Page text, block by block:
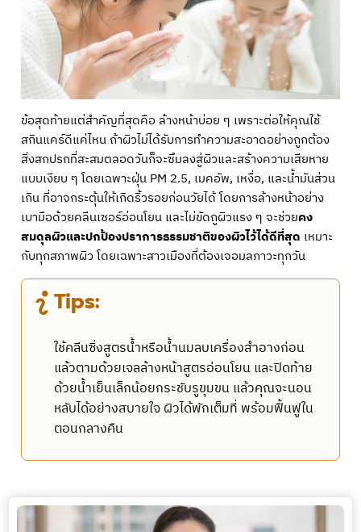
ข้อสุดท้ายแต่สำคัญที่สุดคือ ล้างหน้าบ่อย ๆ เพราะต่อให้คุณใช้
สกินแคร์ดีแค่ไหน ถ้าผิวไม่ได้รับการทำความสะอาดอย่างถูกต้อง
สิ่งสกปรกที่สะสมตลอดวันก็จะซึมลงสู่ผิวและสร้างความเสียหาย
แบบเงียบ ๆ โดยเฉพาะฝุ่น PM 2.5, เมคอัพ, เหงื่อ, และน้ำมันส่วน
เกิน ที่อาจกระตุ้นให้เกิดริ้วรอยก่อนวัยได้ โดยการล้างหน้าอย่าง
เบามือด้วยคลีนเซอร์อ่อนโยน และไม่ขัดถูผิวแรง ๆ จะช่วยคง
สมดุลผิวและปกป้องปราการธรรมชาติของผิวไว้ได้ดีที่สุด เหมาะ
กับทุกสภาพผิว โดยเฉพาะสาวเมืองที่ต้องเจอมลภาวะทุกวัน
Tips:
ใช้คลีนซิ่งสูตรน้ำหรือน้ำนมลบเครื่องสำอางก่อน
แล้วตามด้วยเจลล้างหน้าสูตรอ่อนโยน และปิดท้าย
ด้วยน้ำเย็นเล็กน้อยกระชับรูขุมขน แล้วคุณจะนอน
หลับได้อย่างสบายใจ ผิวได้พักเต็มที่ พร้อมฟื้นฟูใน
ตอนกลางคืน